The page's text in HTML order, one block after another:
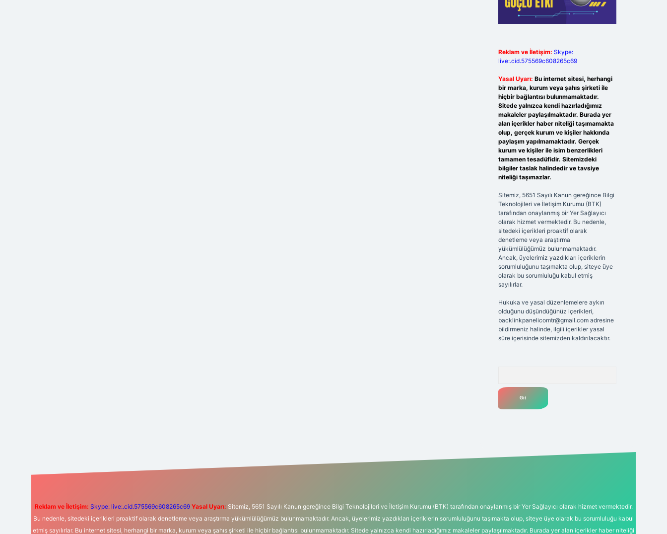
Reklam ve İletişim: Skype:
live:.cid.575569c608265c69
Yasal Uyarı: Bu internet sitesi, herhangi
bir marka, kurum veya şahıs şirketi ile
hiçbir bağlantısı bulunmamaktadır.
Sitede yalnızca kendi hazırladığımız
makaleler paylaşılmaktadır. Burada yer
alan içerikler haber niteliği taşımamakta
olup, gerçek kurum ve kişiler hakkında
paylaşım yapılmamaktadır. Gerçek
kurum ve kişiler ile isim benzerlikleri
tamamen tesadüfidir. Sitemizdeki
bilgiler taslak halindedir ve tavsiye
niteliği taşımazlar.
Sitemiz, 5651 Sayılı Kanun gereğince Bilgi
Teknolojileri ve İletişim Kurumu (BTK)
tarafından onaylanmış bir Yer Sağlayıcı
olarak hizmet vermektedir. Bu nedenle,
sitedeki içerikleri proaktif olarak
denetleme veya araştırma
yükümlülüğümüz bulunmamaktadır.
Ancak, üyelerimiz yazdıkları içeriklerin
sorumluluğunu taşımakta olup, siteye üye
olarak bu sorumluluğu kabul etmiş
sayılırlar.
Hukuka ve yasal düzenlemelere aykırı
olduğunu düşündüğünüz içerikleri,
backlinkpanelicomtr@gmail.comadresine
bildirmeniz halinde, ilgili içerikler yasal
süre içerisinde sitemizden kaldırılacaktır.
Reklam ve İletişim: Skype: live:.cid.575569c608265c69 Yasal Uyarı: Sitemiz, 5651 Sayılı Kanun gereğince Bilgi Teknolojileri ve İletişim Kurumu (BTK) tarafından onaylanmış bir Yer Sağlayıcı olarak hizmet vermektedir.
Bu nedenle, sitedeki içerikleri proaktif olarak denetleme veya araştırma yükümlülüğümüz bulunmamaktadır. Ancak, üyelerimiz yazdıkları içeriklerin sorumluluğunu taşımakta olup, siteye üye olarak bu sorumluluğu kabul
etmiş sayılırlar. Bu internet sitesi, herhangi bir marka, kurum veya şahıs şirketi ile hiçbir bağlantısı bulunmamaktadır. Sitede yalnızca kendi hazırladığımız makaleler paylaşılmaktadır. Burada yer alan içerikler haber niteliği